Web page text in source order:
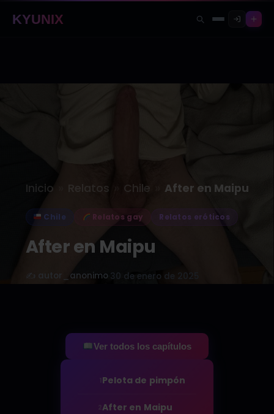
KYUNIX
Inicio Relatos Chile After en Maipu
Chile Relatos gay Relatos eróticos
After en Maipu
✍️ autor_anonimo 30 de enero de 2025
Ver todos los capítulos
Pelota de pimpón
2After en Maipu